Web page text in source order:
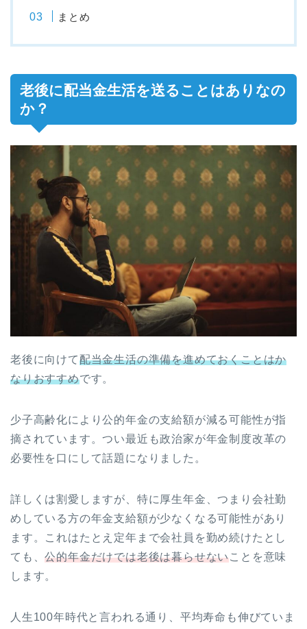
まとめ
老後に配当金生活を送ることはありなの
か？
老後に向けて配当金生活の準備を進めておくことはか
なりおすすめです。
少子高齢化により公的年金の支給額が減る可能性が指
摘されています。つい最近も政治家が年金制度改革の
必要性を口にして話題になりました。
詳しくは割愛しますが、特に厚生年金、つまり会社勤
めしている方の年金支給額が少なくなる可能性があり
ます。これはたとえ定年まで会社員を勤め続けたとし
ても、公的年金だけでは老後は暮らせないことを意味
します。
人生100年時代と言われる通り、平均寿命も伸びていま